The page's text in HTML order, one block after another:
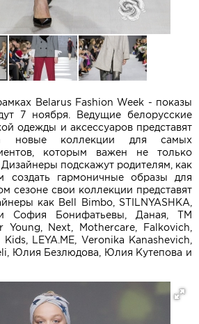
Belarus Fashion Week - показы
7 ноября. Ведущие белорусские
одежды и аксессуаров представят
новые коллекции для самых
которым важен не только
подскажут родителям, как
создать гармоничные образы для
сезоне свои коллекции представят
как Bell Bimbo, STILNYASHKA,
София Бонифатьевы, Даная, ТМ
Next, Mothercare, Falkovich,
LEYA.ME, Veronika Kanashevich,
Юлия Безлюдова, Юлия Кутепова и